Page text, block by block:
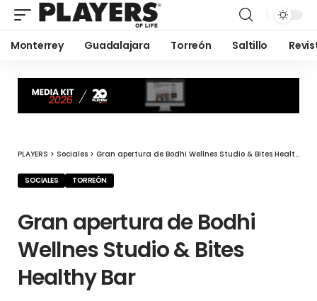
Monterrey Guadalajara Torreón Saltillo
PLAYERS > Sociales > Gran apertura de Bodhi Wellnes Studio & Bites Healthy Bar
SOCIALES TORREÓN
Gran apertura de Bodhi
Wellnes Studio & Bites
Healthy Bar